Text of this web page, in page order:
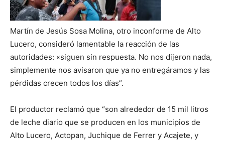
Martín de Jesús Sosa Molina, otro inconforme de Alto
Lucero, consideró lamentable la reacción de las
autoridades: «siguen sin respuesta. No nos dijeron nada,
simplemente nos avisaron que ya no entregáramos y las
pérdidas crecen todos los días”.
El productor reclamó que “son alrededor de 15 mil litros
de leche diario que se producen en los municipios de
Alto Lucero, Actopan, Juchique de Ferrer y Acajete, y